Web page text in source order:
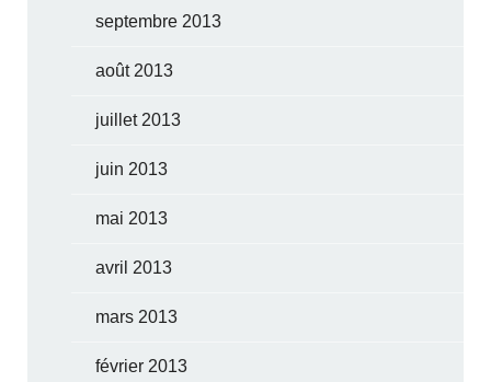
septembre 2013
août 2013
juillet 2013
juin 2013
mai 2013
avril 2013
mars 2013
février 2013